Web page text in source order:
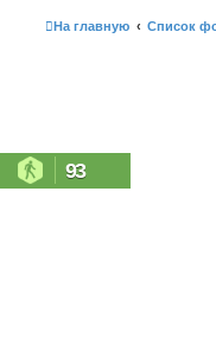
На главную Список
93